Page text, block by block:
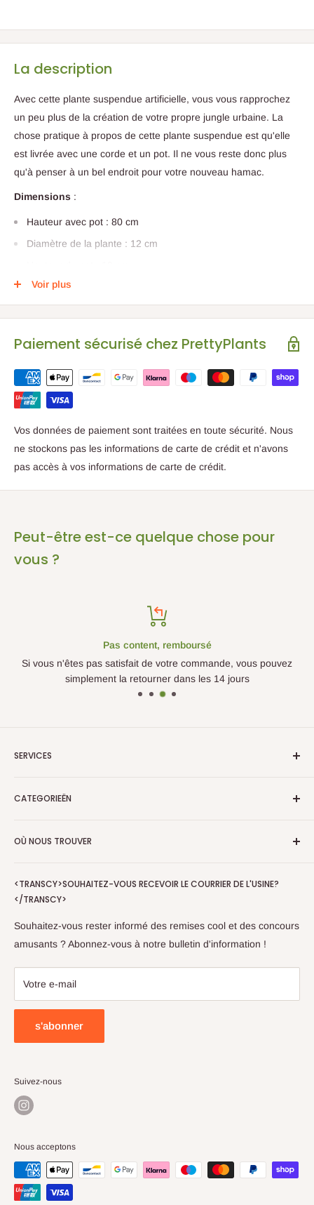
La description
Avec cette plante suspendue artificielle, vous vous rapprochez
un peu plus de la création de votre propre jungle urbaine. La
chose pratique à propos de cette plante suspendue est qu'elle
est livrée avec une corde et un pot. Il ne vous reste donc plus
qu'à penser à un bel endroit pour votre nouveau hamac.
Dimensions :
Hauteur avec pot : 80 cm
Diamètre de la plante : 12 cm
Diamètre du pot : 10 cm
Voir plus
Paiement sécurisé chez PrettyPlants
Vos données de paiement sont traitées en toute sécurité. Nous
ne stockons pas les informations de carte de crédit et n'avons
pas accès à vos informations de carte de crédit.
Peut-être est-ce quelque chose pour
vous ?
Pas content, remboursé
Si vous n'êtes pas satisfait de votre commande, vous pouvez
simplement la retourner dans les 14 jours
SERVICES
Verzenden en Retourneren
Privacy Policy
Betaalmethoden
CATEGORIEËN
Arbres artificiels
Mur de plantes artificielles
Kunsthaag
Fleurs artificielles
Pots de fleurs
Sale
OÙ NOUS TROUVER
E-mail: service@prettyplants.fr
Tél : +31302035658
Lundi-Vendredi 09h00 à 12h00
<TRANSCY>SOUHAITEZ-VOUS RECEVOIR LE COURRIER DE L'USINE?
</TRANSCY>
Souhaitez-vous rester informé des remises cool et des concours
amusants ? Abonnez-vous à notre bulletin d'information !
Votre e-mail
s'abonner
Suivez-nous
Nous acceptons